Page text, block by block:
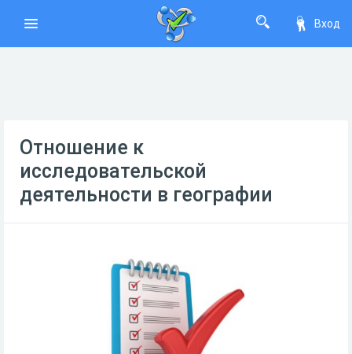
Вход
Отношение к
исследовательской
деятельности в географии